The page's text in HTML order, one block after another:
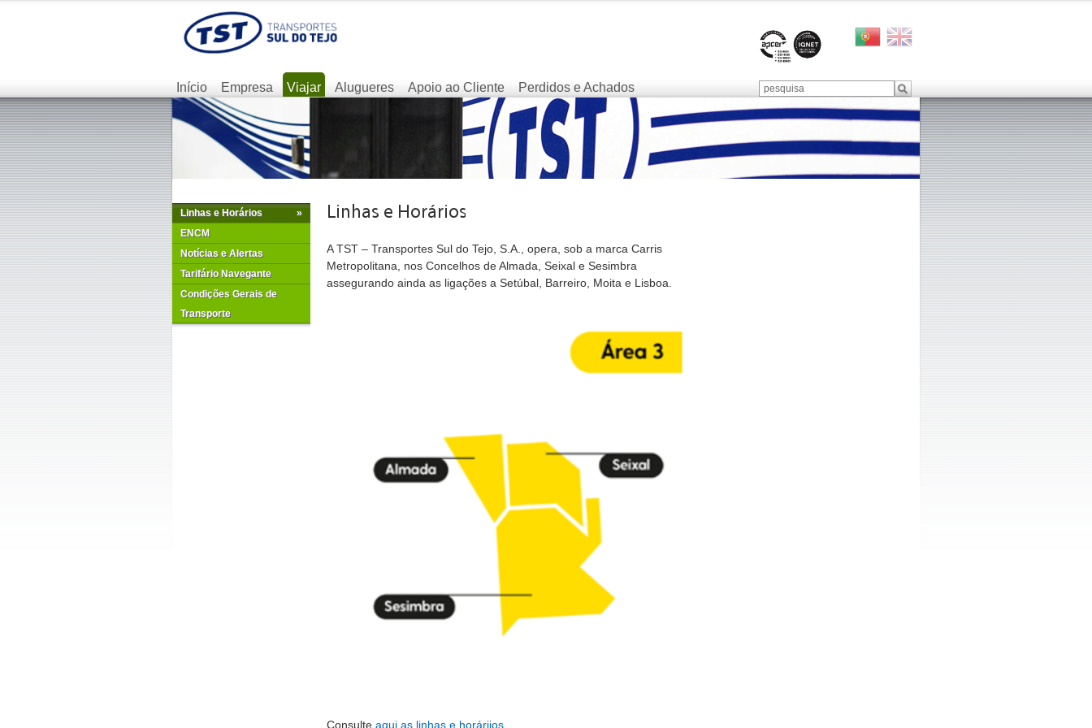
Início Empresa Viajar Alugueres Apoio ao Cliente Perdidos e Achados
»
Linhas e Horários
ENCM
Notícias e Alertas
Tarifário Navegante
Condições Gerais de
Transporte
A TST – Transportes Sul do Tejo, S.A., opera, sob a marca Carris
Metropolitana, nos Concelhos de Almada, Seixal e Sesimbra
assegurando ainda as ligações a Setúbal, Barreiro, Moita e Lisboa.
Consulte aqui as linhas e horáriios